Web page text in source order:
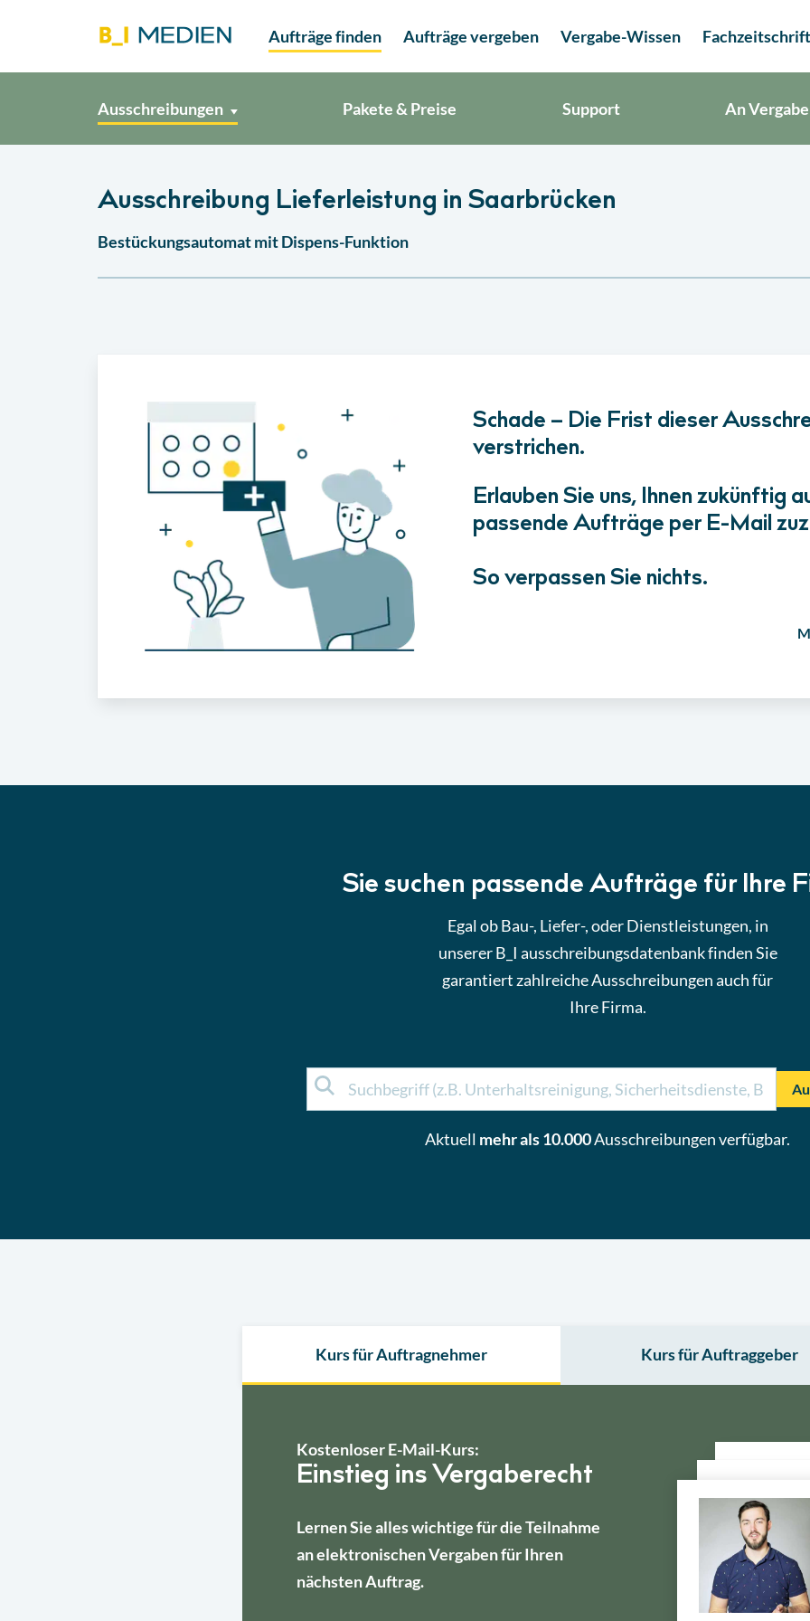
Aufträge finden Aufträge vergeben Vergabe-Wissen
Ausschreibungen Pakete & Preise Support An
Ausschreibung Lieferleistung in Saarbrücken
Bestückungsautomat mit Dispens-Funktion
Schade – Die Frist dieser
verstrichen.
Erlauben Sie uns, Ihnen zukünftig
passende Aufträge per E-Mail
So verpassen Sie nichts.
Sie suchen passende Aufträge für Ihre
Egal ob Bau-, Liefer-, oder Dienstleistungen, in
unserer B_I ausschreibungsdatenbank finden Sie
garantiert zahlreiche Ausschreibungen auch für
Ihre Firma.
Aktuell mehr als 10.000Ausschreibungen verfügbar.
Kurs für Auftragnehmer Kurs für Auftraggeber
Kostenloser E-Mail-Kurs:
Einstieg ins Vergaberecht
Lernen Sie alles wichtige für die Teilnahme
an elektronischen Vergaben für Ihren
nächsten Auftrag.